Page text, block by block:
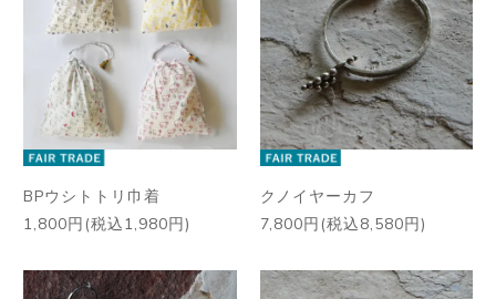
BPウシトトリ巾着
1,800円(税込1,980円)
クノイヤーカフ
7,800円(税込8,580円)